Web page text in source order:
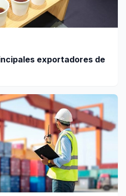
exportadores de